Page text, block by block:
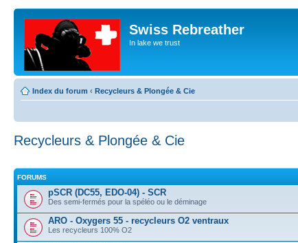
Swiss Rebreather
In lake we trust
Index du forum ‹ Recycleurs & Plongée & Cie
Recycleurs & Plongée & Cie
FORUMS
pSCR (DC55, EDO-04) - SCR
Des semi-fermés pour la spéléo ou le déminage
ARO - Oxygers 55 - recycleurs O2 ventraux
Les recycleurs 100% O2